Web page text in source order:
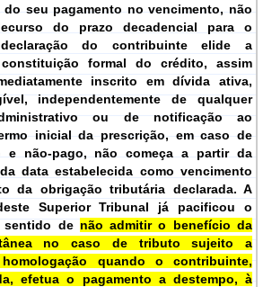
do seu pagamento no vencimento, não
do prazo decadencial para o
do contribuinte elide a
formal do crédito, assim
inscrito em dívida ativa,
independentemente de qualquer
ou de notificação ao
inicial da prescrição, em caso de
e não-pago, não começa a partir da
data estabelecida como vencimento
da obrigação tributária declarada. A
Superior Tribunal já pacificou o
sentido de não admitir o benefício da
no caso de tributo sujeito a
quando o contribuinte,
efetua o pagamento a destempo, à